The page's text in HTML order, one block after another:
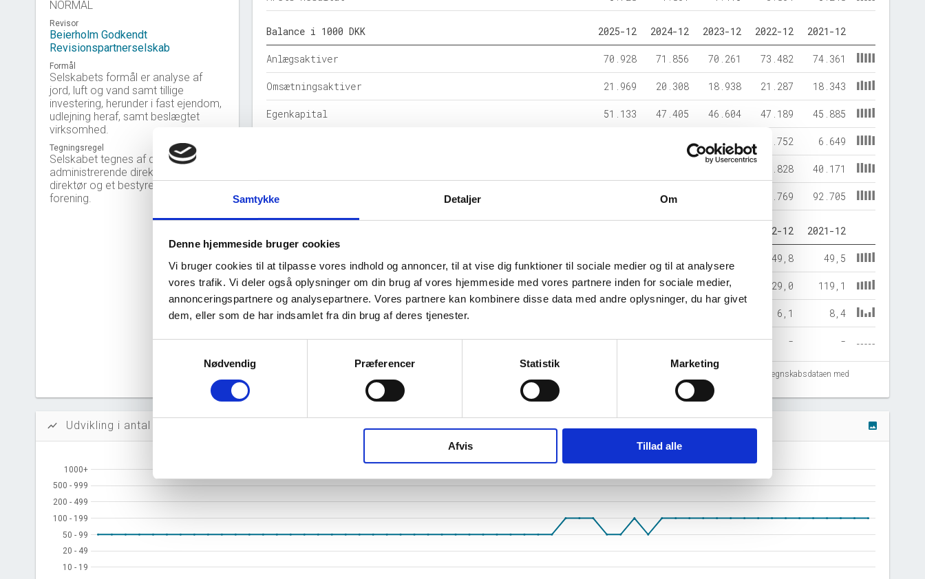
Samtykke Detaljer Om
Denne hjemmeside bruger cookies
Vi bruger cookies til at tilpasse vores indhold og annoncer, til at vise dig funktioner til sociale medier og til at analysere
vores trafik. Vi deler også oplysninger om din brug af vores hjemmeside med vores partnere inden for sociale medier,
annonceringspartnere og analysepartnere. Vores partnere kan kombinere disse data med andre oplysninger, du har givet
dem, eller som de har indsamlet fra din brug af deres tjenester.
Nødvendig
Præferencer Statistik Marketing
Afvis Tillad alle
NORMAL
Revisor
Beierholm Godkendt
Revisionspartnerselskab
Formål
Selskabets formål er analyse af
jord, luft og vand samt tillige
investering, herunder i fast ejendom,
udlejning heraf, samt beslægtet
virksomhed.
Tegningsregel
Selskabet tegnes af den
administrerende direktør eller af en
direktør og et bestyrelsesmedlem i
forening.
Balance i 1000 DKK 2025-12 2024-12 2023-12 2022-12 2021-12
Anlægsaktiver 70.928 71.856 70.261 73.482 74.361
Omsætningsaktiver 21.969 20.308 18.938 21.287 18.343
Egenkapital 51.133 47.405 46.604 47.189 45.885
6.752 6.752 6.649
40.828 40.171
Årets balance 92.164 94.769 92.705
2022-12 2021-12
49,8 49,5
Likviditetsgrad 157,7 132,7 135,5 129,0 119,1
Afkastningsgrad 6,1 8,4
Overskudsgrad - - - - -
Tal fra erhvervsstyrelsens regnskabs-API. eStatistik henviser til Erhvervsstyrelsen ved eventuelle fejlregistreringer. Vi anbefaler at krydstjekke regnskabsdataen med
show_chart Udvikling i antal ansatte image
10 - 19
10 - 19
20 - 49
20 - 49
50 - 99
50 - 99
100 - 199
100 - 199
200 - 499
200 - 499
500 - 999
500 - 999
1000+
1000+